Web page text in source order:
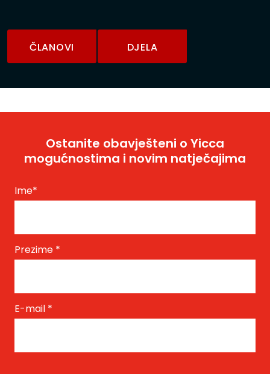
ČLANOVI DJELA
Ostanite obavješteni o Yicca
mogućnostima i novim natječajima
Ime*
Prezime *
E-mail *